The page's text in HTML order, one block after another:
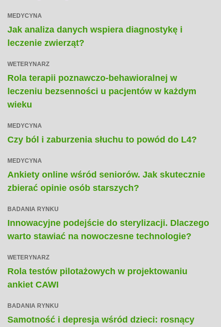
MEDYCYNA
Jak analiza danych wspiera diagnostykę i
leczenie zwierząt?
WETERYNARZ
Rola terapii poznawczo-behawioralnej w
leczeniu bezsenności u pacjentów w każdym
wieku
MEDYCYNA
Czy ból i zaburzenia słuchu to powód do L4?
MEDYCYNA
Ankiety online wśród seniorów. Jak skutecznie
zbierać opinie osób starszych?
BADANIA RYNKU
Innowacyjne podejście do sterylizacji. Dlaczego
warto stawiać na nowoczesne technologie?
WETERYNARZ
Rola testów pilotażowych w projektowaniu
ankiet CAWI
BADANIA RYNKU
Samotność i depresja wśród dzieci: rosnący